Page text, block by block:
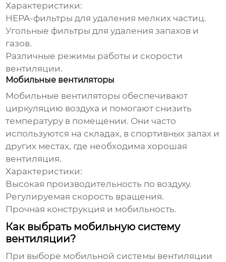
Характеристики:
HEPA-фильтры для удаления мелких частиц.
Угольные фильтры для удаления запахов и
газов.
Различные режимы работы и скорости
вентиляции.
Мобильные вентиляторы
Мобильные вентиляторы обеспечивают
циркуляцию воздуха и помогают снизить
температуру в помещении. Они часто
используются на складах, в спортивных залах и
других местах, где необходима хорошая
вентиляция.
Характеристики:
Высокая производительность по воздуху.
Регулируемая скорость вращения.
Прочная конструкция и мобильность.
Как выбрать мобильную систему
вентиляции?
При выборе мобильной системы вентиляции